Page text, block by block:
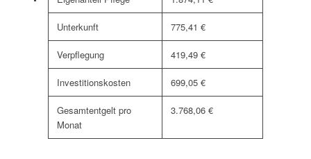
Unterkunft 775,41 €
Verpflegung 419,49 €
Investitionskosten 699,05 €
Gesamtentgelt pro
Monat
3.768,06 €